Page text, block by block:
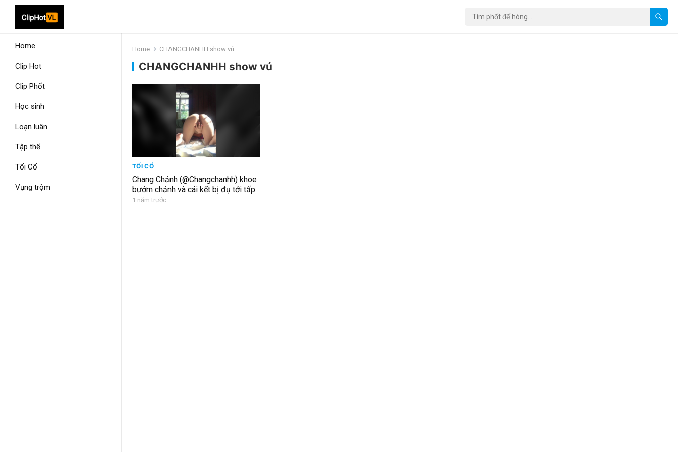
Home
Clip Hot
Clip Phốt
Học sinh
Loạn luân
Tập thể
Tối Cổ
Vụng trộm
Home CHANGCHANHH show vú
CHANGCHANHH show vú
TỐI CỔ
Chang Chảnh (@Changchanhh) khoe
bướm chảnh và cái kết bị đụ tới tấp
1 năm trước